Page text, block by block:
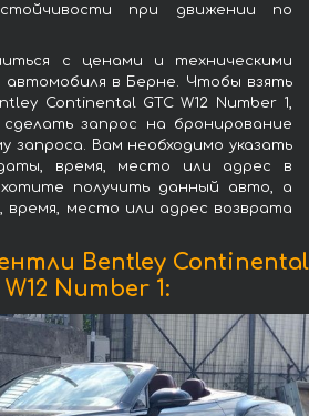
при движении по
с ценами и техническими
в Берне. Чтобы взять
Continental GTC W12 Number 1,
запрос на бронирование
запроса. Вам необходимо указать
время, место или адрес в
получить данный авто, а
время, место или адрес возврата
Bentley Continental
W12 Number 1: